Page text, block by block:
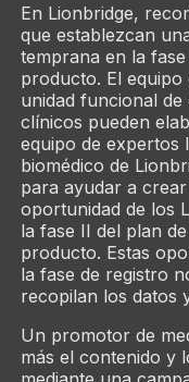
En Lionbridge,
que establezcan
temprana en la
producto. El
unidad funcional
clínicos pueden
equipo de expertos
biomédico de
para ayudar a
oportunidad de los
la fase II del plan
producto. Estas
la fase de registro
recopilan los datos
Un promotor de
más el contenido y